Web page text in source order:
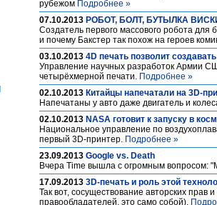
рубежом Подробнее »
07.10.2013 РОБОТ, БОЛТ, БУТЫЛКА
Создатель первого массового робота для
и почему Бакстер так похож на героев
03.10.2013 4D печать позволит
Управление научных разработок Армии
четырёхмерной печати. Подробнее »
02.10.2013 Китайцы напечатали на 3D-
Напечатаны у авто даже двигатель и
02.10.2013 NASA готовит к запуску в
Национальное управление по
первый 3D-принтер. Подробнее »
23.09.2013 Google vs. Death
Вчера Time вышла с огромным вопросом:
17.09.2013 3D-печать и роль этой
Так вот, сосуществование авторских
правообладателей, это само собой).